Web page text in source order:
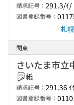
請求記号： 291.3/ｲ/
図書登録番号：
札
関東
さいたま市立
紙
請求記号： 291.36 ｲ
図書登録番号：